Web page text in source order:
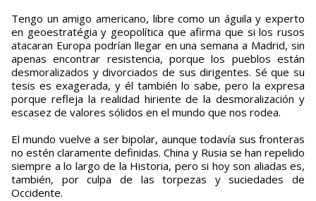
Tengo un amigo americano, libre como un águila y experto
en geoestratégia y geopolítica que afirma que si los rusos
atacaran Europa podrían llegar en una semana a Madrid, sin
apenas encontrar resistencia, porque los pueblos están
desmoralizados y divorciados de sus dirigentes. Sé que su
tesis es exagerada, y él también lo sabe, pero la expresa
porque refleja la realidad hiriente de la desmoralización y
escasez de valores sólidos en el mundo que nos rodea.
El mundo vuelve a ser bipolar, aunque todavía sus fronteras
no estén claramente definidas. China y Rusia se han repelido
siempre a lo largo de la Historia, pero si hoy son aliadas es,
también, por culpa de las torpezas y suciedades de
Occidente.